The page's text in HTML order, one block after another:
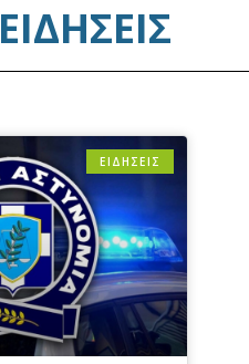
ΕΙΔΗΣΕΙΣ
ΕΙΔΗΣΕΙΣ